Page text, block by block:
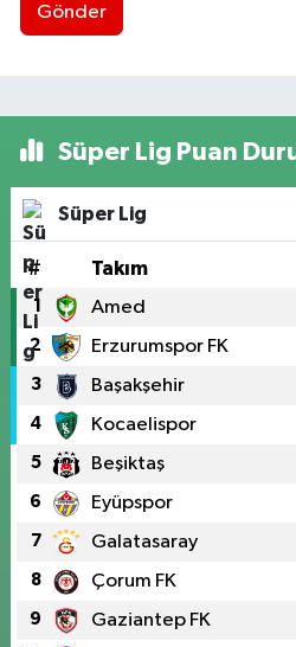
Gönder
Süper Lig Puan
Süper Lig
# Takım
1 Amed
2 Erzurumspor FK
3 Başakşehir
4 Kocaelispor
5 Beşiktaş
6 Eyüpspor
7 Galatasaray
8 Çorum FK
9 Gaziantep FK